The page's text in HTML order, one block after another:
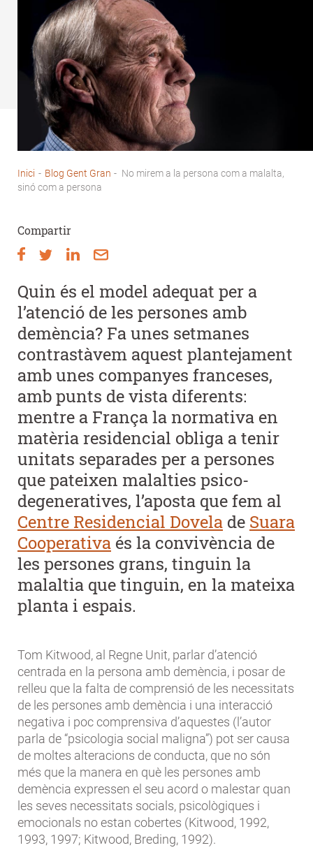
Fil
Inici - Blog Gent Gran - No mirem a la persona com a malalta,
sinó com a persona
Compartir
Quin és el model adequat per a
l’atenció de les persones amb
demència? Fa unes setmanes
contrastàvem aquest plantejament
amb unes companyes franceses,
amb punts de vista diferents:
mentre a França la normativa en
matèria residencial obliga a tenir
unitats separades per a persones
que pateixen malalties psico-
degeneratives, l’aposta que fem al
Centre Residencial Dovela de Suara
Cooperativa és la convivència de
les persones grans, tinguin la
malaltia que tinguin, en la mateixa
planta i espais.
Tom Kitwood, al Regne Unit, parlar d’atenció
centrada en la persona amb demència, i posar de
relleu que la falta de comprensió de les necessitats
de les persones amb demència i una interacció
negativa i poc comprensiva d’aquestes (l’autor
parla de “psicologia social maligna”) pot ser causa
de moltes alteracions de conducta, que no són
més que la manera en què les persones amb
demència expressen el seu acord o malestar quan
les seves necessitats socials, psicològiques i
emocionals no estan cobertes (Kitwood, 1992,
1993, 1997; Kitwood, Breding, 1992).